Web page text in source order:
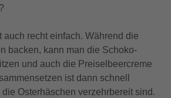
auch recht einfach. Während die
backen, kann man die Schoko-
und auch die Preiselbeercreme
ist dann schnell
Osterhäschen verzehrbereit sind.